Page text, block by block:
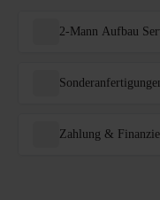
2-Mann Aufbau
Zahlung &